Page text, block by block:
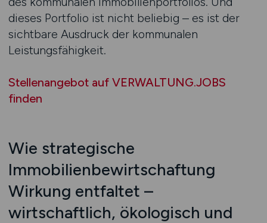
dieses Portfolio ist nicht beliebig – es ist der
sichtbare Ausdruck der kommunalen
Leistungsfähigkeit.
Stellenangebot auf VERWALTUNG.JOBS
finden
Wie strategische
Immobilienbewirtschaftung
Wirkung entfaltet –
wirtschaftlich, ökologisch und